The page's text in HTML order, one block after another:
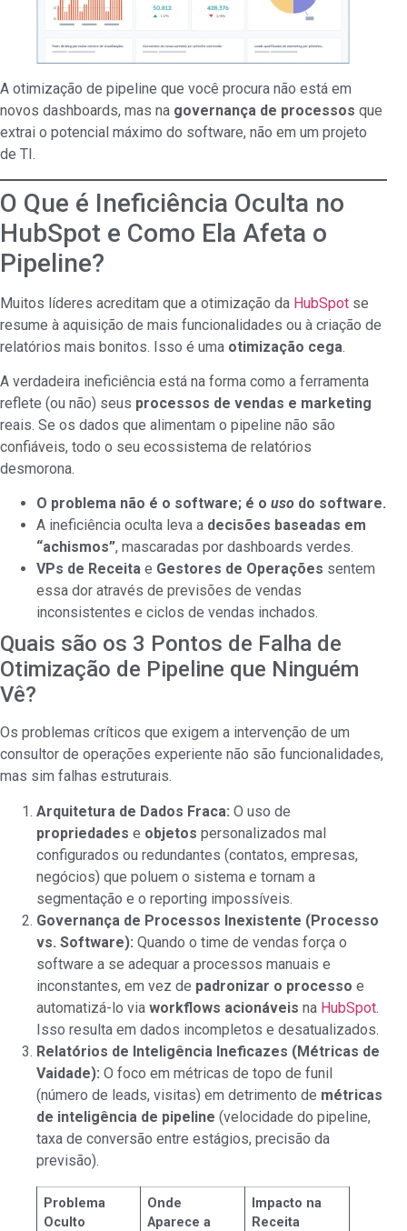
A otimização de pipeline que você procura não está em
novos dashboards, mas na governança de processos que
extrai o potencial máximo do software, não em um projeto
de TI.
O Que é Ineficiência Oculta no
HubSpot e Como Ela Afeta o
Pipeline?
Muitos líderes acreditam que a otimização da HubSpot se
resume à aquisição de mais funcionalidades ou à criação de
relatórios mais bonitos. Isso é uma otimização cega.
A verdadeira ineficiência está na forma como a ferramenta
reflete (ou não) seus processos de vendas e marketing
reais. Se os dados que alimentam o pipeline não são
confiáveis, todo o seu ecossistema de relatórios
desmorona.
O problema não é o software; é o uso do software.
A ineficiência oculta leva a decisões baseadas em
“achismos”, mascaradas por dashboards verdes.
VPs de Receita e Gestores de Operações sentem
essa dor através de previsões de vendas
inconsistentes e ciclos de vendas inchados.
Quais são os 3 Pontos de Falha de
Otimização de Pipeline que Ninguém
Vê?
Os problemas críticos que exigem a intervenção de um
consultor de operações experiente não são funcionalidades,
mas sim falhas estruturais.
Arquitetura de Dados Fraca: O uso de
propriedades e objetos personalizados mal
configurados ou redundantes (contatos, empresas,
negócios) que poluem o sistema e tornam a
segmentação e o reporting impossíveis.
Governança de Processos Inexistente (Processo
vs. Software): Quando o time de vendas força o
software a se adequar a processos manuais e
inconstantes, em vez de padronizar o processo e
automatizá-lo via workflows acionáveis na HubSpot.
Isso resulta em dados incompletos e desatualizados.
Relatórios de Inteligência Ineficazes (Métricas de
Vaidade): O foco em métricas de topo de funil
(número de leads, visitas) em detrimento de métricas
de inteligência de pipeline (velocidade do pipeline,
taxa de conversão entre estágios, precisão da
previsão).
Problema
Oculto
Onde
Aparece a
Impacto na
Receita